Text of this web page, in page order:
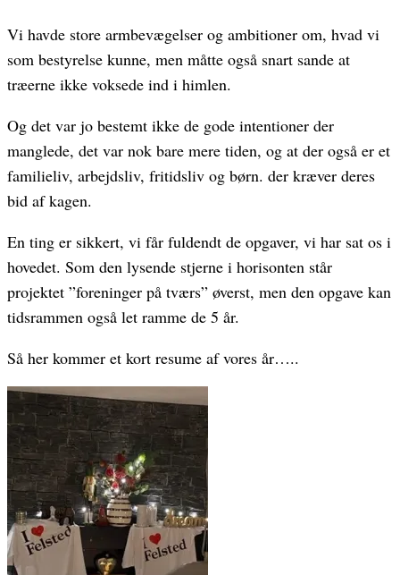
Vi havde store armbevægelser og ambitioner om, hvad vi
som bestyrelse kunne, men måtte også snart sande at
træerne ikke voksede ind i himlen.
Og det var jo bestemt ikke de gode intentioner der
manglede, det var nok bare mere tiden, og at der også er et
familieliv, arbejdsliv, fritidsliv og børn. der kræver deres
bid af kagen.
En ting er sikkert, vi får fuldendt de opgaver, vi har sat os i
hovedet. Som den lysende stjerne i horisonten står
projektet ”foreninger på tværs” øverst, men den opgave kan
tidsrammen også let ramme de 5 år.
Så her kommer et kort resume af vores år…..